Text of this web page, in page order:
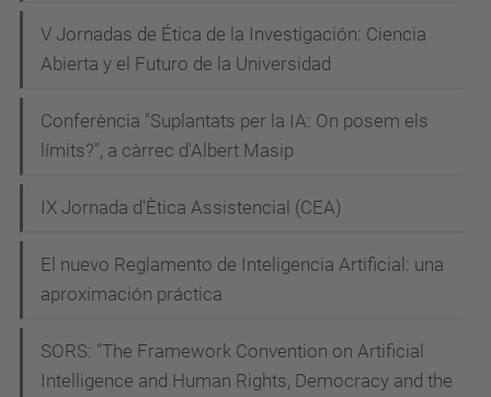
V Jornadas de Ética de la Investigación: Ciencia
Abierta y el Futuro de la Universidad
Conferència "Suplantats per la IA: On posem els
límits?", a càrrec d'Albert Masip
IX Jornada d'Ètica Assistencial (CEA)
El nuevo Reglamento de Inteligencia Artificial: una
aproximación práctica
SORS: "The Framework Convention on Artificial
Intelligence and Human Rights, Democracy and the